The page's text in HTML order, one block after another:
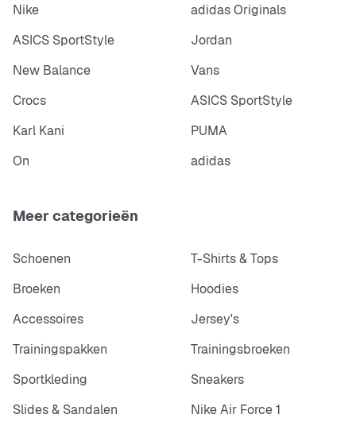
Nike
adidas Originals
ASICS SportStyle
Jordan
New Balance
Vans
Crocs
ASICS SportStyle
Karl Kani
PUMA
On
adidas
Meer categorieën
Schoenen
T-Shirts & Tops
Broeken
Hoodies
Accessoires
Jersey's
Trainingspakken
Trainingsbroeken
Sportkleding
Sneakers
Slides & Sandalen
Nike Air Force 1